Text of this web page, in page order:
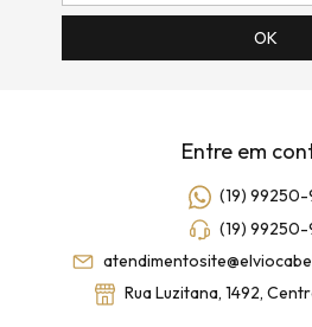
Entre em
(19) 99250-
(19) 99250-
Rua Luzitana, 1492,